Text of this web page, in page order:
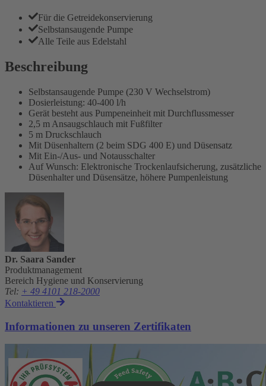
Für die Getreidekonservierung
Selbstansaugende Pumpe
Alle Teile aus Edelstahl
Beschreibung
Selbstansaugende Pumpe (230 V Wechselstrom)
Dosierleistung: 40-400 l/h
Gerät besteht aus Pumpeneinheit mit Durchflussmesser
2,5 m Ansaugschlauch mit Fußfilter
5 m Druckschlauch
Mit Düsenhaltern (2 beim SDG 400 E) und Düsensatz
Mit Ein-/Aus- und Notausschalter
Auf Wunsch: Elektronische Trockenlaufsicherung, zusätzliche
Düsenhalter und Düsensätze, höhere Pumpenleistung
Dr. Saara Sander
Produktmanagement
Bereich Hygiene und Konservierung
Tel: + 49 4101 218-2000
Kontaktieren
Informationen zu unseren Zertifikaten